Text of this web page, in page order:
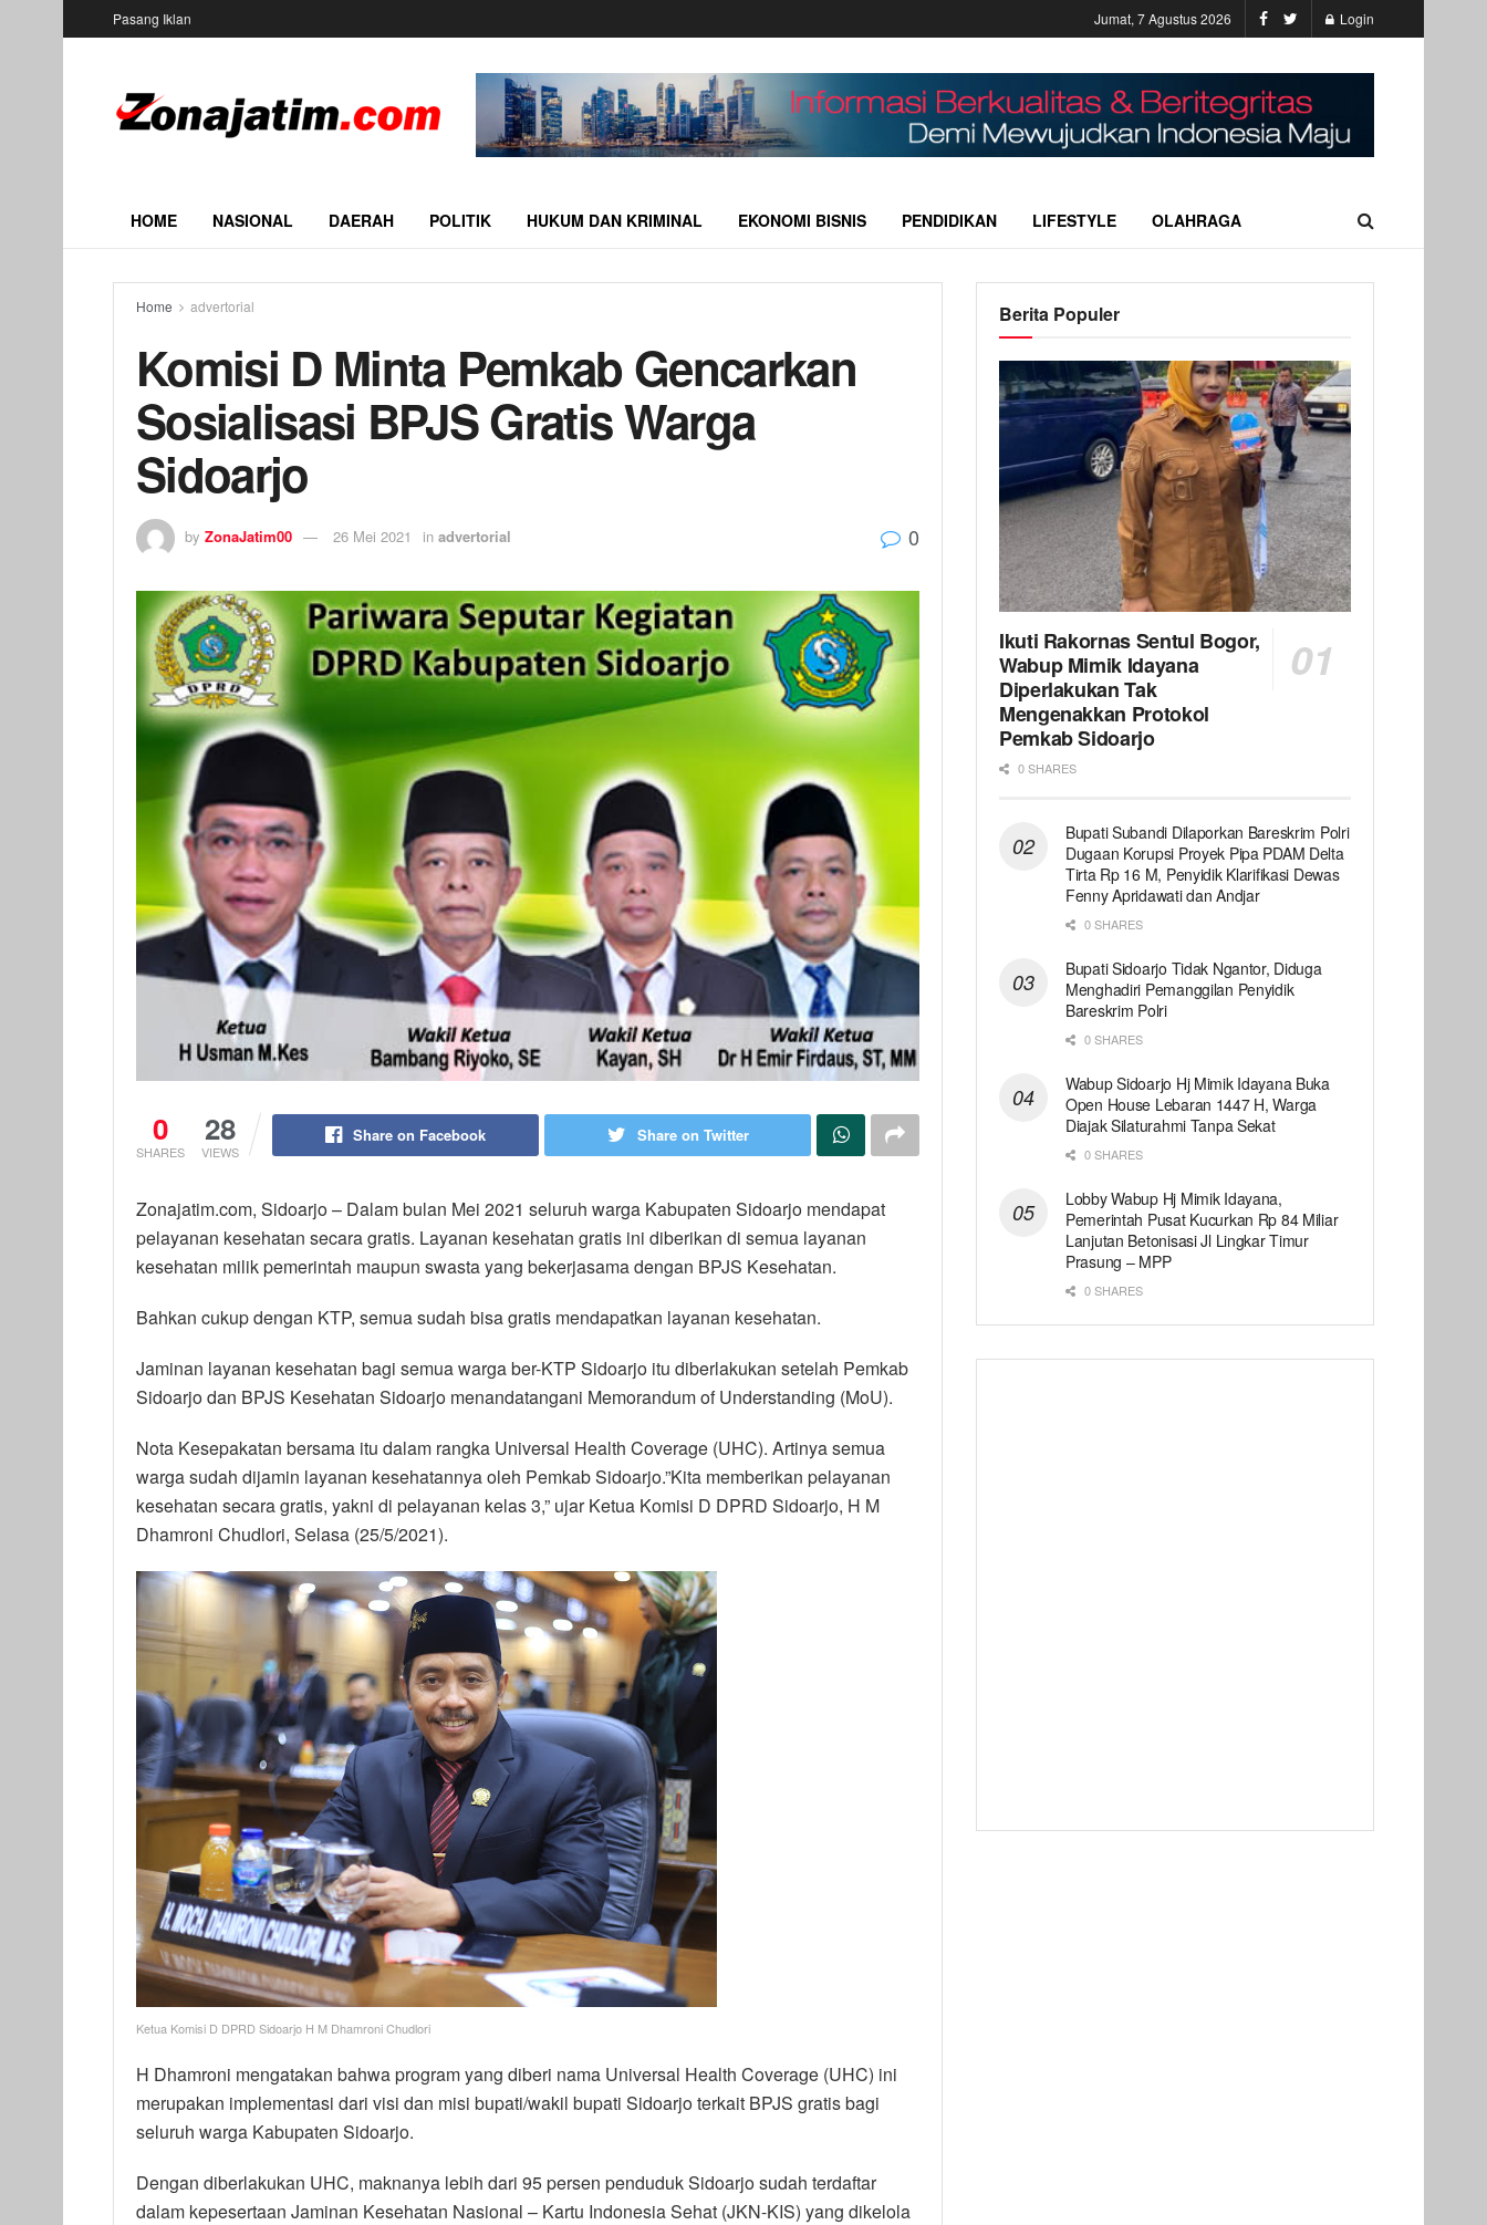
Pasang Iklan Jumat, 7 Agustus 2026 Login
HOME NASIONAL DAERAH POLITIK HUKUM DAN KRIMINAL EKONOMI BISNIS PENDIDIKAN LIFESTYLE OLAHRAGA
Home advertorial
Komisi D Minta Pemkab Gencarkan
Sosialisasi BPJS Gratis Warga
Sidoarjo
by ZonaJatim00 26 Mei 2021 in advertorial 0
0
SHARES
28
VIEWS
Share on Facebook Share on Twitter
Zonajatim.com, Sidoarjo – Dalam bulan Mei 2021 seluruh warga Kabupaten Sidoarjo mendapat
pelayanan kesehatan secara gratis. Layanan kesehatan gratis ini diberikan di semua layanan
kesehatan milik pemerintah maupun swasta yang bekerjasama dengan BPJS Kesehatan.
Bahkan cukup dengan KTP, semua sudah bisa gratis mendapatkan layanan kesehatan.
Jaminan layanan kesehatan bagi semua warga ber-KTP Sidoarjo itu diberlakukan setelah Pemkab
Sidoarjo dan BPJS Kesehatan Sidoarjo menandatangani Memorandum of Understanding (MoU).
Nota Kesepakatan bersama itu dalam rangka Universal Health Coverage (UHC). Artinya semua
warga sudah dijamin layanan kesehatannya oleh Pemkab Sidoarjo.”Kita memberikan pelayanan
kesehatan secara gratis, yakni di pelayanan kelas 3,” ujar Ketua Komisi D DPRD Sidoarjo, H M
Dhamroni Chudlori, Selasa (25/5/2021).
Ketua Komisi D DPRD Sidoarjo H M Dhamroni Chudlori
H Dhamroni mengatakan bahwa program yang diberi nama Universal Health Coverage (UHC) ini
merupakan implementasi dari visi dan misi bupati/wakil bupati Sidoarjo terkait BPJS gratis bagi
seluruh warga Kabupaten Sidoarjo.
Dengan diberlakukan UHC, maknanya lebih dari 95 persen penduduk Sidoarjo sudah terdaftar
dalam kepesertaan Jaminan Kesehatan Nasional – Kartu Indonesia Sehat (JKN-KIS) yang dikelola
Berita Populer
Ikuti Rakornas Sentul Bogor,
Wabup Mimik Idayana
Diperlakukan Tak
Mengenakkan Protokol
Pemkab Sidoarjo
0 SHARES
Bupati Subandi Dilaporkan Bareskrim Polri
Dugaan Korupsi Proyek Pipa PDAM Delta
Tirta Rp 16 M, Penyidik Klarifikasi Dewas
Fenny Apridawati dan Andjar
0 SHARES
Bupati Sidoarjo Tidak Ngantor, Diduga
Menghadiri Pemanggilan Penyidik
Bareskrim Polri
0 SHARES
Wabup Sidoarjo Hj Mimik Idayana Buka
Open House Lebaran 1447 H, Warga
Diajak Silaturahmi Tanpa Sekat
0 SHARES
Lobby Wabup Hj Mimik Idayana,
Pemerintah Pusat Kucurkan Rp 84 Miliar
Lanjutan Betonisasi Jl Lingkar Timur
Prasung – MPP
0 SHARES